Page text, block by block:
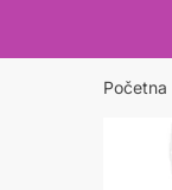
Početna